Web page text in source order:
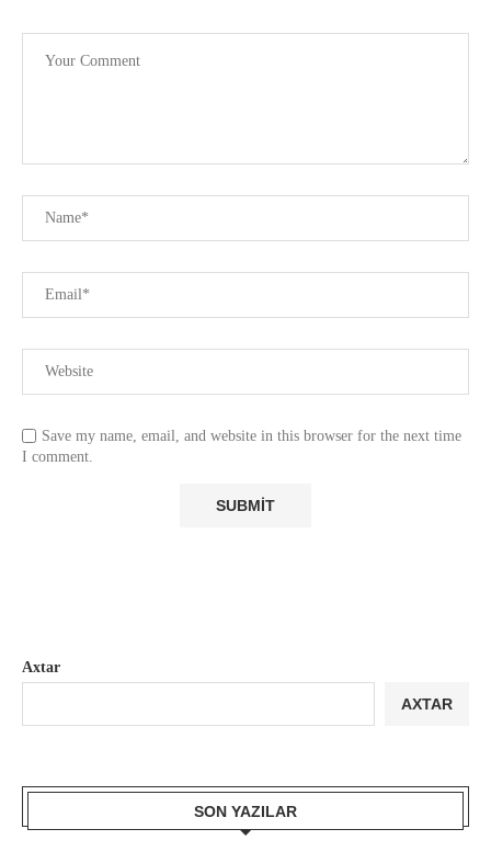
Save my name, email, and website in this browser for the next time
I comment.
Axtar
AXTAR
SON YAZILAR